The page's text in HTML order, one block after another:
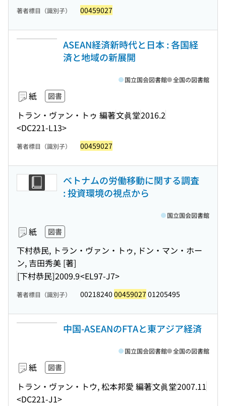
著者標目（識別子） 00459027
ASEAN経済新時代と日本 : 各国経
済と地域の新展開
紙 図書
トラン・ヴァン・トゥ 編著文眞堂2016.2
<DC221-L13>
国立国会図書館 全国の図書館
著者標目（識別子） 00459027
ベトナムの労働移動に関する調査
: 投資環境の視点から
紙 図書
下村恭民, トラン・ヴァン・トゥ, ドン・マン・ホー
ン, 吉田秀美 [著]
[下村恭民]2009.9<EL97-J7>
国立国会図書館
著者標目（識別子） 00218240 00459027 01205495
中国-ASEANのFTAと東アジア経済
紙 図書
トラン・ヴァン・トウ, 松本邦愛 編著文眞堂2007.11
<DC221-J1>
国立国会図書館 全国の図書館